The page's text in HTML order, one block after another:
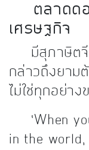
ตลาดดอ
เศรษฐกิจ
มีสุภาษิตจีน
กล่าวถึงยาม
ไม่ใช่ทุกอย่าง
‘When
in the